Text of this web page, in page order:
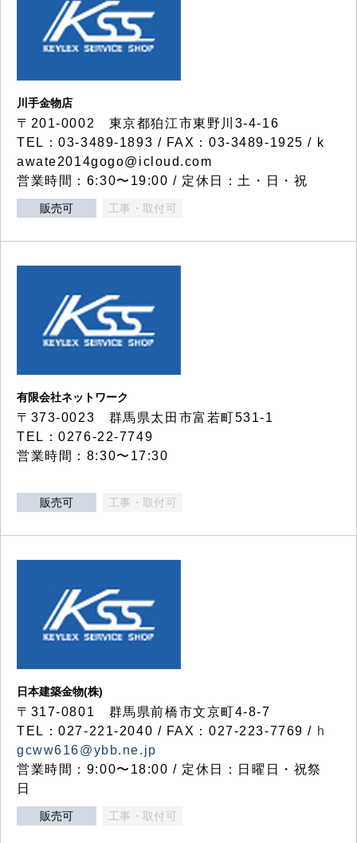
川手金物店
〒201-0002 東京都狛江市東野川3-4-16
TEL：03-3489-1893 / FAX：03-3489-1925 / k
awate2014gogo@icloud.com
営業時間：6:30〜19:00 / 定休日：土・日・祝
販売可 工事・取付可
有限会社ネットワーク
〒373-0023 群馬県太田市富若町531-1
TEL：0276-22-7749
営業時間：8:30〜17:30
販売可 工事・取付可
日本建築金物(株)
〒317‐0801 群馬県前橋市文京町4-8-7
TEL：027-221-2040 / FAX：027-223-7769 / h
gcww616@ybb.ne.jp
営業時間：9:00〜18:00 / 定休日：日曜日・祝祭
日
販売可 工事・取付可